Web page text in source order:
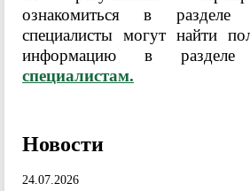
ознакомиться в разделе
специалисты могут найти
информацию в
специалистам.
Новости
24.07.2026